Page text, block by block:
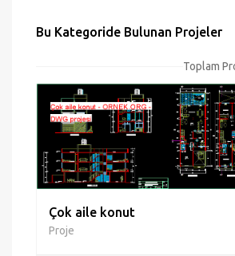
Bu Kategoride Bulunan Projeler
Toplam
Çok aile konut
Proje